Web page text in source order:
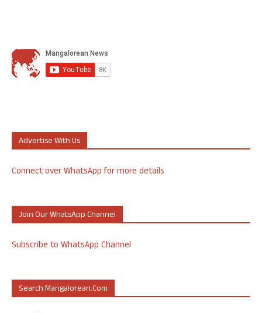
Advertise With Us
Connect over WhatsApp for more details
Join Our WhatsApp Channel
Subscribe to WhatsApp Channel
Search Mangalorean.com